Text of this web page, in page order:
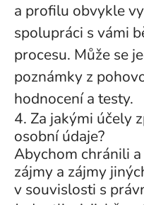
a profilu obvykle
spolupráci s vámi
procesu. Může se
poznámky z
hodnocení a testy.
4. Za jakými účely
osobní údaje?
Abychom chránili
zájmy a zájmy
v souvislosti s